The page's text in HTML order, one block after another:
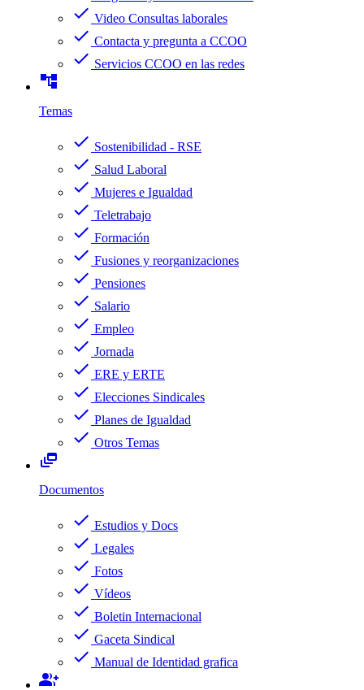
check Video Consultas laborales
check Contacta y pregunta a CCOO
check Servicios CCOO en las redes
account_tree
Temas
check Sostenibilidad - RSE
check Salud Laboral
check Mujeres e Igualdad
check Teletrabajo
check Formación
check Fusiones y reorganizaciones
check Pensiones
check Salario
check Empleo
check Jornada
check ERE y ERTE
check Elecciones Sindicales
check Planes de Igualdad
check Otros Temas
dynamic_feed
Documentos
check Estudios y Docs
check Legales
check Fotos
check Vídeos
check Boletin Internacional
check Gaceta Sindical
check Manual de Identidad grafica
group_add